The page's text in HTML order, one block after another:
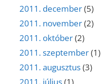
2011. december(5)
2011. november(2)
2011. október(2)
2011. szeptember(1)
2011. augusztus(3)
2011. július(1)